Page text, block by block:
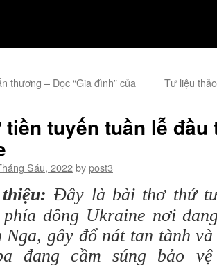
thương – Đọc “Gia đình” của
Tư liệu
tuyến tuần lễ đầu
Sáu, 2022bypost3
Đây là bài thơ thứ
phía đông Ukraine nơi
Nga, gây đổ nát tan tành
đang cầm súng bảo